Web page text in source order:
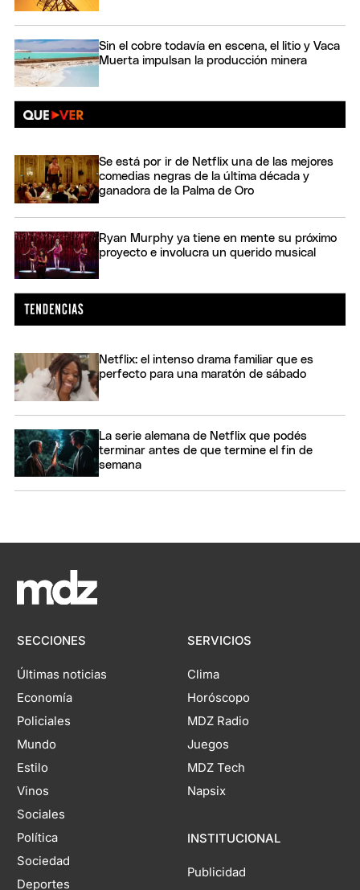
Sin el cobre todavía en escena, el litio y Vaca
Muerta impulsan la producción minera
Se está por ir de Netflix una de las mejores
comedias negras de la última década y
ganadora de la Palma de Oro
Ryan Murphy ya tiene en mente su próximo
proyecto e involucra un querido musical
Netflix: el intenso drama familiar que es
perfecto para una maratón de sábado
La serie alemana de Netflix que podés
terminar antes de que termine el fin de
semana
SECCIONES
Últimas noticias
Economía
Policiales
Mundo
Estilo
Vinos
Sociales
Política
Sociedad
Deportes
SERVICIOS
Clima
Horóscopo
MDZ Radio
Juegos
MDZ Tech
Napsix
INSTITUCIONAL
Publicidad